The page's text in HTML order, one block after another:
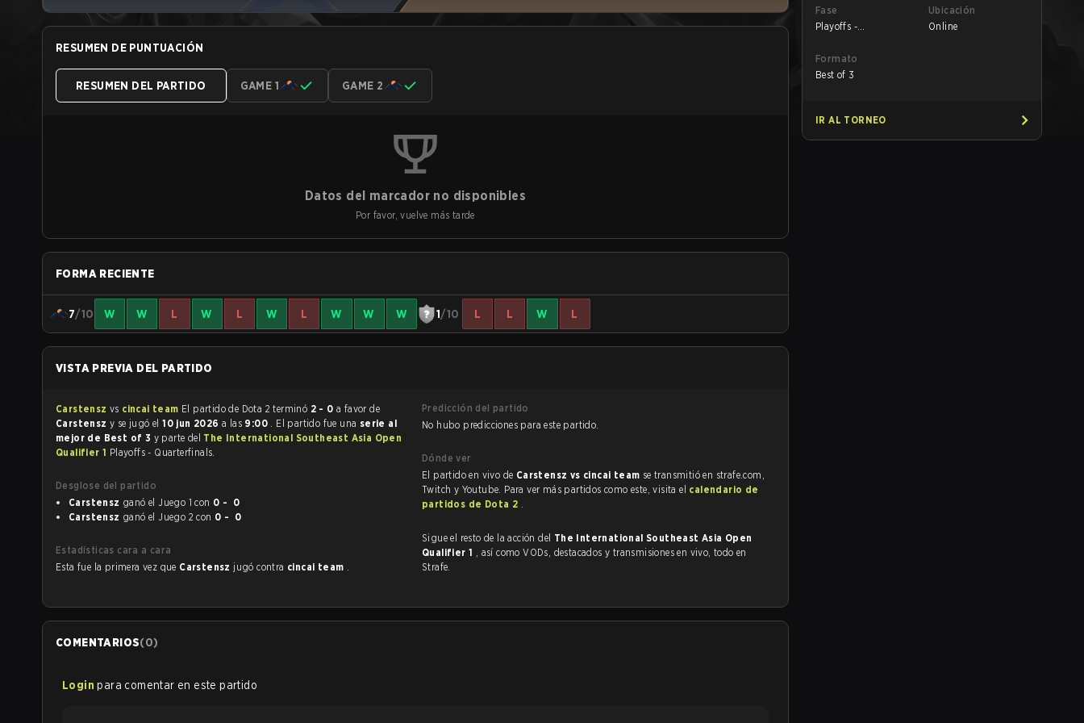
RESUMEN DE PUNTUACIÓN
RESUMEN DEL PARTIDO GAME 1 GAME 2
Datos del marcador no disponibles
Por favor, vuelve más tarde
FORMA RECIENTE
7/10 W W L W L W L W W W 1/10 L L W L
VISTA PREVIA DEL PARTIDO
Carstensz vs cincai team El partido de Dota 2 terminó 2 - 0 a favor de
Carstensz y se jugó el10 jun 2026 a las 9:00 . El partido fue una serie al
mejor de Best of 3 y parte del The International Southeast Asia Open
Qualifier 1 Playoffs - Quarterfinals.
Desglose del partido
Carstensz
ganó el Juego 1 con
0 - 0
Carstensz
ganó el Juego 2 con 0 - 0
Estadísticas cara a cara
Esta fue la primera vez que Carstensz jugó contra cincai team .
Predicción del partido
No hubo predicciones para este partido.
Dónde ver
El partido en vivo de Carstensz vs cincai team se transmitió en strafe.com,
Twitch y Youtube. Para ver más partidos como este, visita el calendario de
partidos de Dota 2 .
Sigue el resto de la acción del The International Southeast Asia Open
Qualifier 1 , así como VODs, destacados y transmisiones en vivo, todo en
Strafe.
COMENTARIOS(0)
Login para comentar en este partido
Fase
Playoffs -
Ubicación
Online
Formato
Best of 3
IR AL TORNEO